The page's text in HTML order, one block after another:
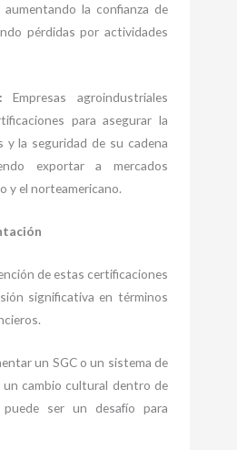
la confianza de
pérdidas por actividades
Empresas agroindustriales
para asegurar la
la seguridad de su cadena
exportar a mercados
y el norteamericano.
de estas certificaciones
significativa en términos
un SGC o un sistema de
un cambio cultural dentro de
ser un desafío para